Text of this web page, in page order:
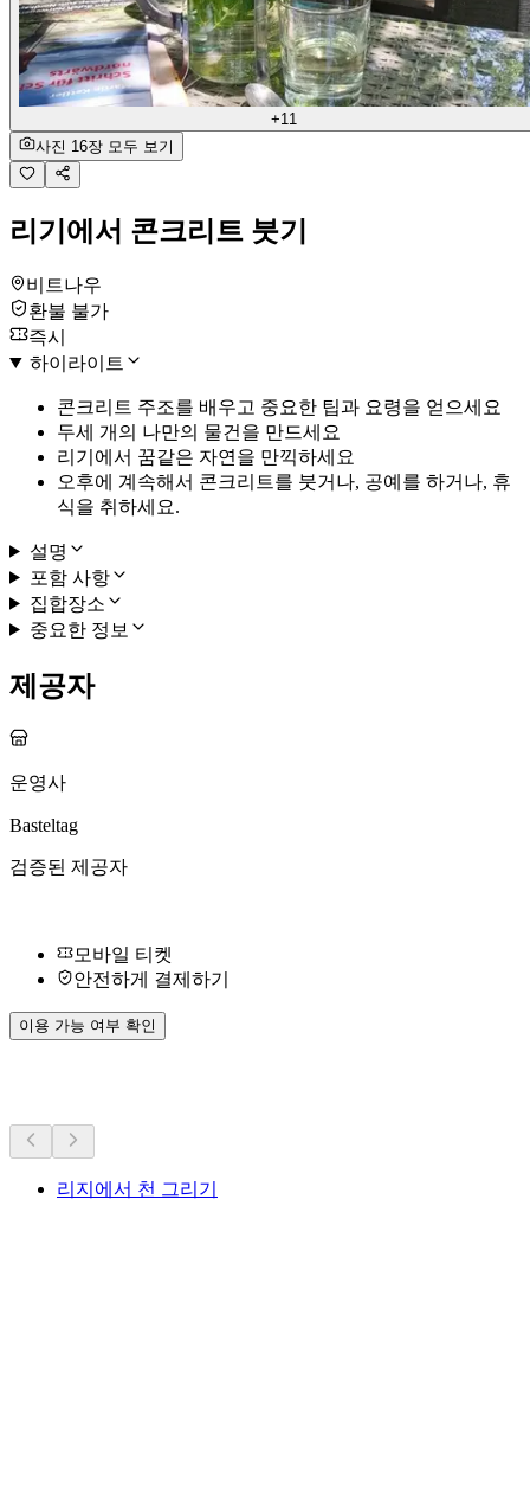
+11
사진 16장 모두 보기
리기에서 콘크리트 붓기
비트나우
환불 불가
즉시
하이라이트
콘크리트 주조를 배우고 중요한 팁과 요령을 얻으세요
두세 개의 나만의 물건을 만드세요
리기에서 꿈같은 자연을 만끽하세요
오후에 계속해서 콘크리트를 붓거나, 공예를 하거나, 휴
식을 취하세요.
설명
포함 사항
집합장소
중요한 정보
제공자
운영사
Basteltag
검증된 제공자
모바일 티켓
안전하게 결제하기
이용 가능 여부 확인
리지에서 천 그리기